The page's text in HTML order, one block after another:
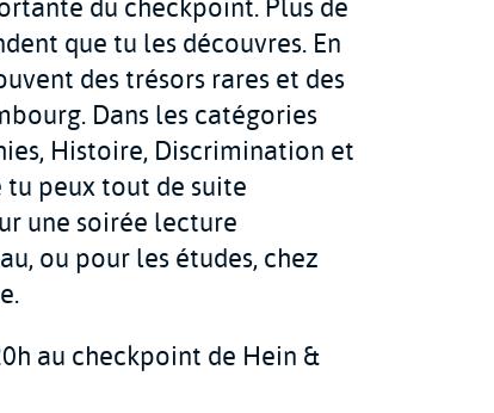
du checkpoint. Plus de
que tu les découvres. En
des trésors rares et des
Dans les catégories
Histoire, Discrimination et
tu peux tout de suite
une soirée lecture
ou pour les études, chez
au checkpoint de Hein &